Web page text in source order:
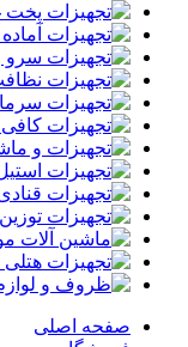
صفحه اصلی